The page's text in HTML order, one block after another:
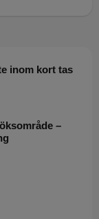
inom kort tas
–